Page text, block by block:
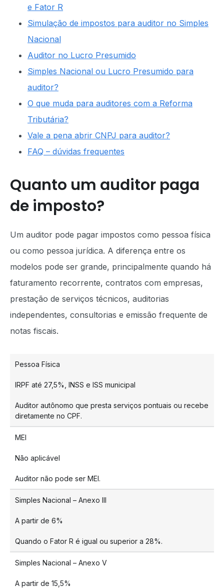
e Fator R
Simulação de impostos para auditor no Simples
Nacional
Auditor no Lucro Presumido
Simples Nacional ou Lucro Presumido para
auditor?
O que muda para auditores com a Reforma
Tributária?
Vale a pena abrir CNPJ para auditor?
FAQ – dúvidas frequentes
Quanto um auditor paga
de imposto?
Um auditor pode pagar impostos como pessoa física
ou como pessoa jurídica. A diferença entre os
modelos pode ser grande, principalmente quando há
faturamento recorrente, contratos com empresas,
prestação de serviços técnicos, auditorias
independentes, consultorias e emissão frequente de
notas fiscais.
Pessoa Física
IRPF até 27,5%, INSS e ISS municipal
Auditor autônomo que presta serviços pontuais ou recebe
diretamente no CPF.
MEI
Não aplicável
Auditor não pode ser MEI.
Simples Nacional – Anexo III
A partir de 6%
Quando o Fator R é igual ou superior a 28%.
Simples Nacional – Anexo V
A partir de 15,5%